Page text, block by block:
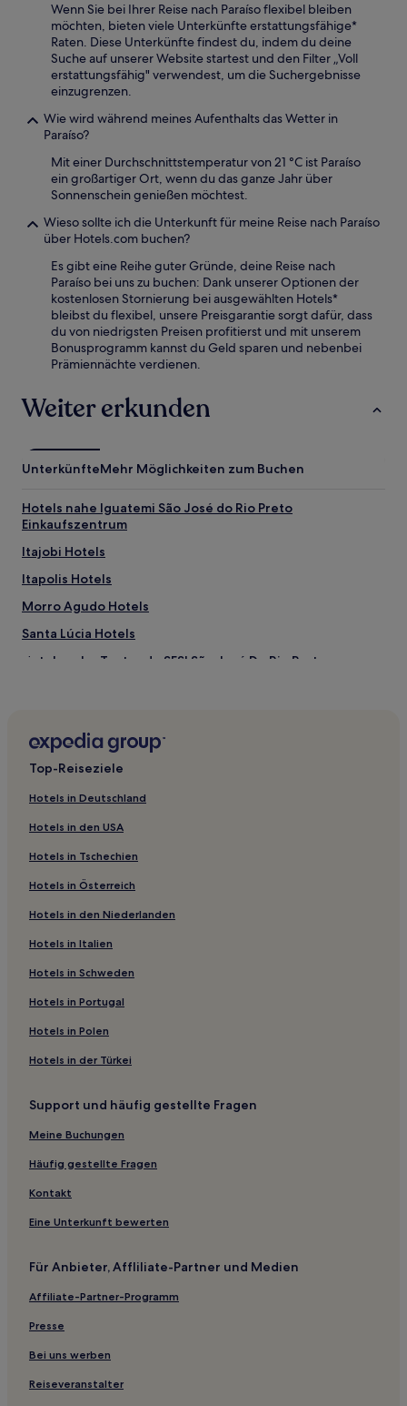
Wenn Sie bei Ihrer Reise nach Paraíso flexibel bleiben
möchten, bieten viele Unterkünfte erstattungsfähige*
Raten. Diese Unterkünfte findest du, indem du deine
Suche auf unserer Website startest und den Filter „Voll
erstattungsfähig" verwendest, um die Suchergebnisse
einzugrenzen.
Wie wird während meines Aufenthalts das Wetter in
Paraíso?
Mit einer Durchschnittstemperatur von 21 °C ist Paraíso
ein großartiger Ort, wenn du das ganze Jahr über
Sonnenschein genießen möchtest.
Wieso sollte ich die Unterkunft für meine Reise nach Paraíso
über Hotels.com buchen?
Es gibt eine Reihe guter Gründe, deine Reise nach
Paraíso bei uns zu buchen: Dank unserer Optionen der
kostenlosen Stornierung bei ausgewählten Hotels*
bleibst du flexibel, unsere Preisgarantie sorgt dafür, dass
du von niedrigsten Preisen profitierst und mit unserem
Bonusprogramm kannst du Geld sparen und nebenbei
Prämiennächte verdienen.
Weiter erkunden
UnterkünfteMehr Möglichkeiten zum Buchen
Hotels nahe Iguatemi São José do Rio Preto
Einkaufszentrum
Itajobi Hotels
Itapolis Hotels
Morro Agudo Hotels
Santa Lúcia Hotels
Hotels nahe Teatro do SESI São José Do Rio Preto
Tabatinga Hotels
Hotels nahe Austa Krankenhaus
Poloni Hotels
Nipoã Hotels
Hotels nahe Museu de Arte Primitivista José Antônio da
Cosmorama Hotels
Hotels nahe Museu de Arte Naïf
Ariranha Hotels
Colômbia Hotels
Hotels nahe CEASA Campinas
Ibitinga Hotels
Hotels nahe HMC Krankenhaus des Herzens des IMC
Parque Estoril: Hotels
Estancia Santa Catarina: Hotels
Guaíra Hotels
Nova Aliança Hotels
Palestina Hotels
São José do Rio Preto Hotels
Hotels nahe Zoológico Municipal São José do Rio Preto
Adolfo Hotels
Pousadas in Olímpia
Pousadas in Brotas
Top-Reiseziele
Hotels in Deutschland
Hotels in den USA
Hotels in Tschechien
Hotels in Österreich
Hotels in den Niederlanden
Hotels in Italien
Hotels in Schweden
Hotels in Portugal
Hotels in Polen
Hotels in der Türkei
Support und häufig gestellte Fragen
Meine Buchungen
Häufig gestellte Fragen
Kontakt
Eine Unterkunft bewerten
Für Anbieter, Affliliate-Partner und Medien
Affiliate-Partner-Programm
Presse
Bei uns werben
Reiseveranstalter